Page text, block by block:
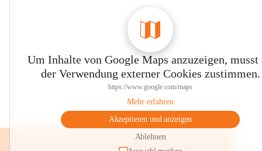
Um Inhalte von Google Maps anzuzeigen, musst
der Verwendung externer Cookies zustimmen.
https://www.google.com/maps
Mehr erfahren
Akzeptieren und anzeigen
Ablehnen